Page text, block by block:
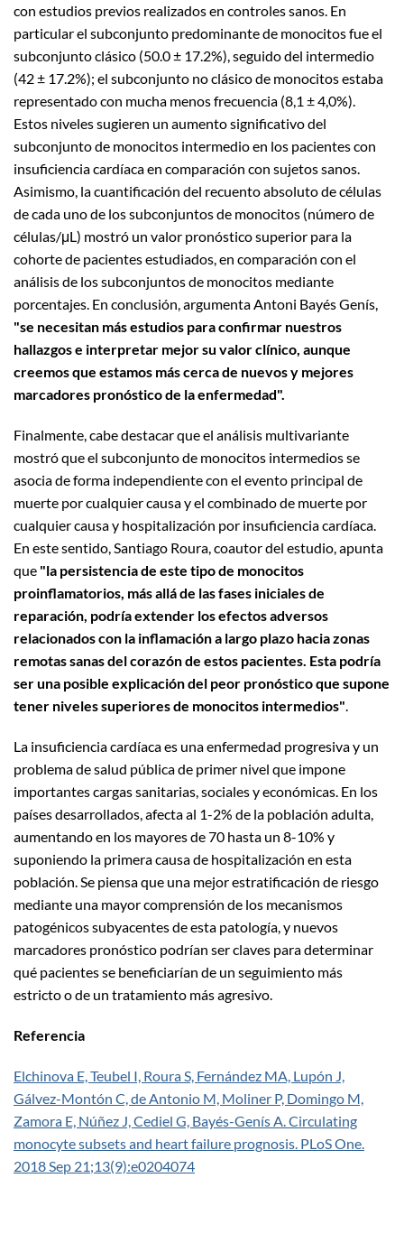
con estudios previos realizados en controles sanos. En
particular el subconjunto predominante de monocitos fue el
subconjunto clásico (50.0 ± 17.2%), seguido del intermedio
(42 ± 17.2%); el subconjunto no clásico de monocitos estaba
representado con mucha menos frecuencia (8,1 ± 4,0%).
Estos niveles sugieren un aumento significativo del
subconjunto de monocitos intermedio en los pacientes con
insuficiencia cardíaca en comparación con sujetos sanos.
Asimismo, la cuantificación del recuento absoluto de células
de cada uno de los subconjuntos de monocitos (número de
células/μL) mostró un valor pronóstico superior para la
cohorte de pacientes estudiados, en comparación con el
análisis de los subconjuntos de monocitos mediante
porcentajes. En conclusión, argumenta Antoni Bayés Genís,
"se necesitan más estudios para confirmar nuestros
hallazgos e interpretar mejor su valor clínico, aunque
creemos que estamos más cerca de nuevos y mejores
marcadores pronóstico de la enfermedad".
Finalmente, cabe destacar que el análisis multivariante
mostró que el subconjunto de monocitos intermedios se
asocia de forma independiente con el evento principal de
muerte por cualquier causa y el combinado de muerte por
cualquier causa y hospitalización por insuficiencia cardíaca.
En este sentido, Santiago Roura, coautor del estudio, apunta
que "la persistencia de este tipo de monocitos
proinflamatorios, más allá de las fases iniciales de
reparación, podría extender los efectos adversos
relacionados con la inflamación a largo plazo hacia zonas
remotas sanas del corazón de estos pacientes. Esta podría
ser una posible explicación del peor pronóstico que supone
tener niveles superiores de monocitos intermedios".
La insuficiencia cardíaca es una enfermedad progresiva y un
problema de salud pública de primer nivel que impone
importantes cargas sanitarias, sociales y económicas. En los
países desarrollados, afecta al 1-2% de la población adulta,
aumentando en los mayores de 70 hasta un 8-10% y
suponiendo la primera causa de hospitalización en esta
población. Se piensa que una mejor estratificación de riesgo
mediante una mayor comprensión de los mecanismos
patogénicos subyacentes de esta patología, y nuevos
marcadores pronóstico podrían ser claves para determinar
qué pacientes se beneficiarían de un seguimiento más
estricto o de un tratamiento más agresivo.
Referencia
Elchinova E, Teubel I, Roura S, Fernández MA, Lupón J,
Gálvez-Montón C, de Antonio M, Moliner P, Domingo M,
Zamora E, Núñez J, Cediel G, Bayés-Genís A. Circulating
monocyte subsets and heart failure prognosis. PLoS One.
2018 Sep 21;13(9):e0204074